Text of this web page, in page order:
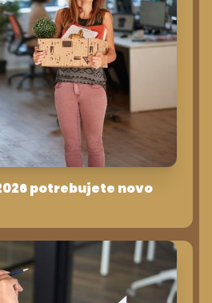
potrebujete novo